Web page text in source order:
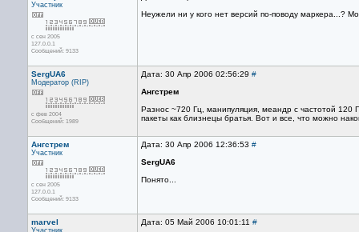
Участник
с сен 2005
127.0.0.1
Сообщений: 9133
Неужели ни у кого нет версий по-поводу маркера...?
SergUA6
Модератор (RIP)
с фев 2004
Сообщений: 1989
Дата: 30 Апр 2006 02:56:29 #
Ангстрем
Разнос ~720 Гц, манипуляция, меандр с частотой 120
пакеты как близнецы братья. Вот и все, что можно
Ангстрем
Участник
с сен 2005
127.0.0.1
Сообщений: 9133
Дата: 30 Апр 2006 12:36:53 #
SergUA6
Понято...
marvel
Участник
Дата: 05 Май 2006 10:01:11 #